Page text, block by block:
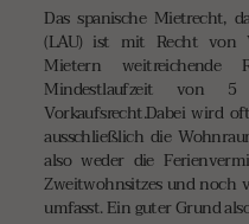
Das spanische Mietrecht,
(LAU) ist mit Recht von
Mietern
Mindestlaufzeit von
Vorkaufsrecht.Dabei wird
ausschließlich die
also weder die
Zweitwohnsitzes und noch
umfasst. Ein guter Grund